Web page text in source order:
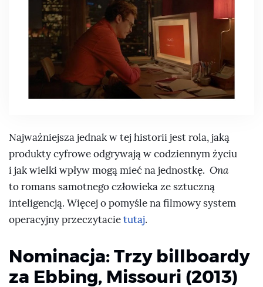
Najważniejsza jednak w tej historii jest rola, jaką
produkty cyfrowe odgrywają w codziennym życiu
i jak wielki wpływ mogą mieć na jednostkę. Ona
to romans samotnego człowieka ze sztuczną
inteligencją. Więcej o pomyśle na filmowy system
operacyjny przeczytacietutaj.
Nominacja: Trzy billboardy
za Ebbing, Missouri (2013)